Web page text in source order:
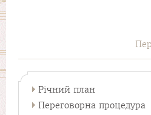
Річний план
Переговорна процедура